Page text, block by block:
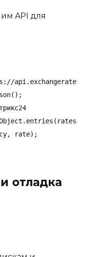
API для
api.exchangerate-
rate);
отладка